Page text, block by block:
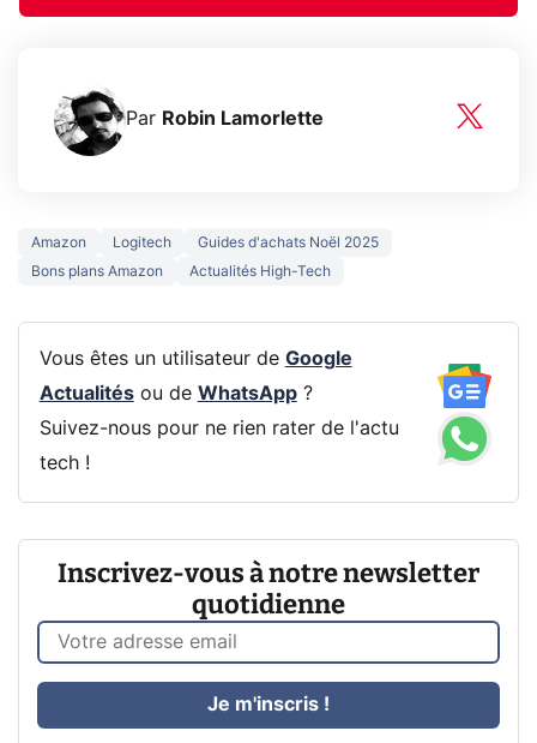
Par Robin Lamorlette
Amazon Logitech
Guides d'achats Noël 2025
Bons plans Amazon
Actualités High-Tech
Vous êtes un utilisateur de Google
Actualitésou de WhatsApp?
Suivez-nous pour ne rien rater de l'actu
tech !
Inscrivez-vous à notre newsletter
quotidienne
Je m'inscris !